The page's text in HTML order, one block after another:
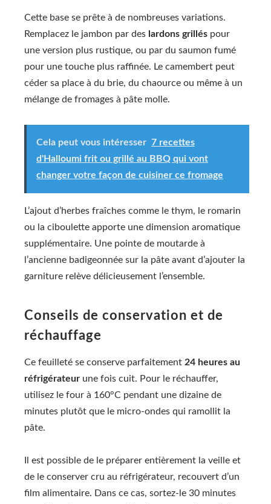
Cette base se prête à de nombreuses variations.
Remplacez le jambon par des lardons grillés pour
une version plus rustique, ou par du saumon fumé
pour une touche plus raffinée. Le camembert peut
céder sa place à du brie, du chaource ou même à un
mélange de fromages à pâte molle.
Cela peut vous intéresser 7 recettes
d'Halloumi frit ou grillé au BBQ qui vont
changer votre façon de cuisiner ce fromage
L’ajout d’herbes fraîches comme le thym, le romarin
ou la ciboulette apporte une dimension aromatique
supplémentaire. Une pointe de moutarde à
l’ancienne badigeonnée sur la pâte avant d’ajouter la
garniture relève délicieusement l’ensemble.
Conseils de conservation et de
réchauffage
Ce feuilleté se conserve parfaitement 24 heures au
réfrigérateur une fois cuit. Pour le réchauffer,
utilisez le four à 160°C pendant une dizaine de
minutes plutôt que le micro-ondes qui ramollit la
pâte.
Il est possible de le préparer entièrement la veille et
de le conserver cru au réfrigérateur, recouvert d’un
film alimentaire. Dans ce cas, sortez-le 30 minutes